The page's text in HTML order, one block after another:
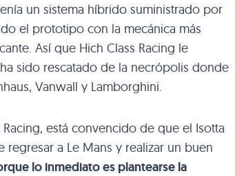
un sistema híbrido suministrado por
el prototipo con la mecánica más
Así que Hich Class Racing le
sido rescatado de la necrópolis donde
Vanwall y Lamborghini.
está convencido de que el Isotta
regresar a Le Mans y realizar un buen
lo inmediato es plantearse la